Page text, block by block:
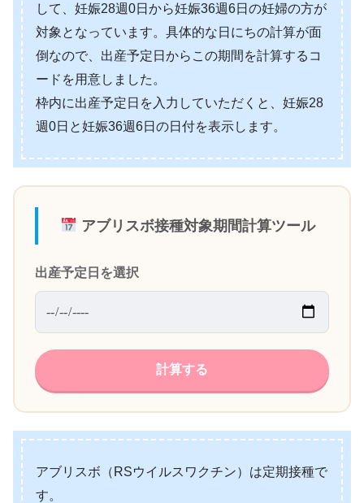
して、妊娠28週0日から妊娠36週6日の妊婦の方が
対象となっています。具体的な日にちの計算が面
倒なので、出産予定日からこの期間を計算するコ
ードを用意しました。
枠内に出産予定日を入力していただくと、妊娠28
週0日と妊娠36週6日の日付を表示します。
アブリスボ接種対象期間計算ツール
出産予定日を選択
計算する
アブリスボ（RSウイルスワクチン）は定期接種で
す。